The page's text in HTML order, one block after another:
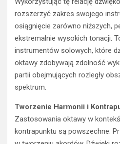
osiągnięcie zarówno niższych,
ekstremalnie wysokich tonacji.
instrumentów solowych, które
oktawy zdobywają zdolność
partii obejmujących rozległy
spektrum.
Tworzenie Harmonii i
kontrapunktu są powszechne.
w tworzeniu akordów. Dźwięki
oktawach stanowią fundament